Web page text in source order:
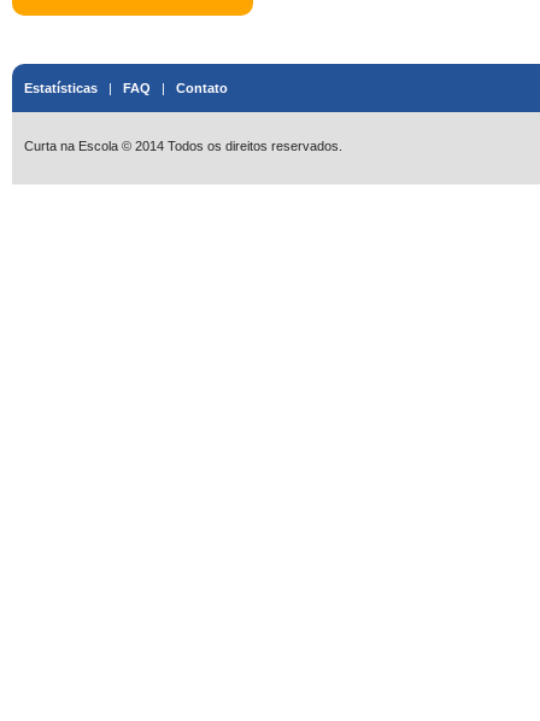
Estatísticas | FAQ | Contato
Curta na Escola © 2014 Todos os direitos reservados.